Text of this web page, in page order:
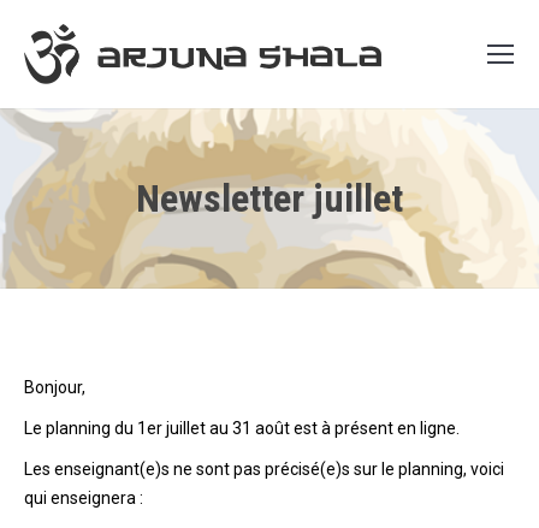
Newsletter juillet
Bonjour,
Le planning du 1er juillet au 31 août est à présent en ligne.
Les enseignant(e)s ne sont pas précisé(e)s sur le planning, voici
qui enseignera :